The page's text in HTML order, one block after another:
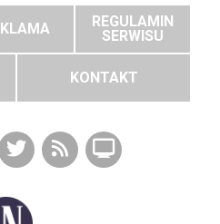
REGULAMIN
SERWISU
KONTAKT